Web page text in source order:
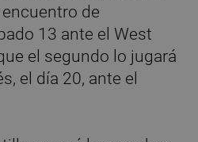
de
13 ante el West
el segundo lo jugará
el día 20, ante el